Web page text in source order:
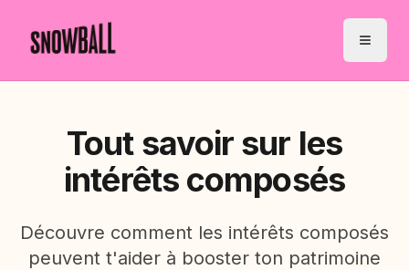
Tout savoir sur les
intérêts composés
Découvre comment les intérêts composés
peuvent t'aider à booster ton patrimoine